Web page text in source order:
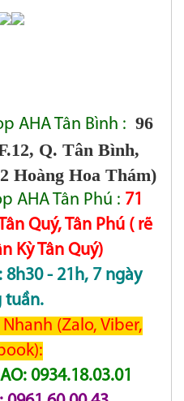
Tân Bình : 96
Q. Tân Bình,
Hoàng Hoa Thám)
Tân Phú : 71
Quý, Tân Phú ( rẽ
Kỳ Tân Quý)
- 21h, 7 ngày
tuần.
(Zalo, Viber,
0934.18.03.01